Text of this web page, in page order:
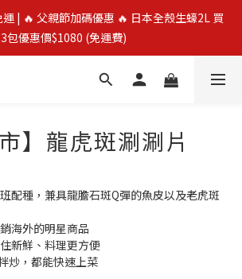
| 🔥 父親節加碼優惠 🔥 日本全殼生蠔2L 買
3包優惠價$1080 (免運費)
| 🔥 父親節加碼優惠 🔥 日本全殼生蠔2L 買
3包優惠價$1080 (免運費)
榴槤❄️ 越南干堯/貓山王/金枕頭榴槤 單盒最低
優惠殺 🔥 挪威鮭魚片4包$888
| 🔥 父親節加碼優惠 🔥 日本全殼生蠔2L 買
3包優惠價$1080 (免運費)
】龍虎斑涮涮片
配種，兼具龍膽石斑Q彈的魚皮以及老虎斑
海外的明星商品
新鮮、料理更方便
炒，都能快速上菜